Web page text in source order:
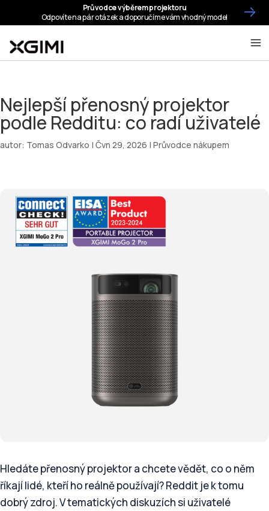
Nejlepší přenosný projektor
podle Redditu: co radí uživatelé
autor: Tomas Odvarko | Čvn 29, 2026 | Průvodce nákupem
Hledáte přenosný projektor a chcete vědět, co o něm
říkají lidé, kteří ho reálně používají? Reddit je k tomu
dobrý zdroj. V tematických diskuzích si uživatelé